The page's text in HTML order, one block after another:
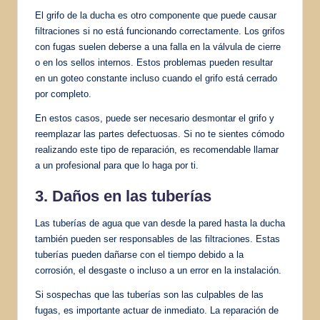
El grifo de la ducha es otro componente que puede causar
filtraciones si no está funcionando correctamente. Los grifos
con fugas suelen deberse a una falla en la válvula de cierre
o en los sellos internos. Estos problemas pueden resultar
en un goteo constante incluso cuando el grifo está cerrado
por completo.
En estos casos, puede ser necesario desmontar el grifo y
reemplazar las partes defectuosas. Si no te sientes cómodo
realizando este tipo de reparación, es recomendable llamar
a un profesional para que lo haga por ti.
3. Daños en las tuberías
Las tuberías de agua que van desde la pared hasta la ducha
también pueden ser responsables de las filtraciones. Estas
tuberías pueden dañarse con el tiempo debido a la
corrosión, el desgaste o incluso a un error en la instalación.
Si sospechas que las tuberías son las culpables de las
fugas, es importante actuar de inmediato. La reparación de